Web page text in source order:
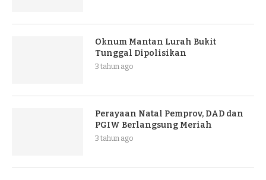
Oknum Mantan Lurah Bukit
Tunggal Dipolisikan
3 tahun ago
Perayaan Natal Pemprov, DAD dan
PGIW Berlangsung Meriah
3 tahun ago